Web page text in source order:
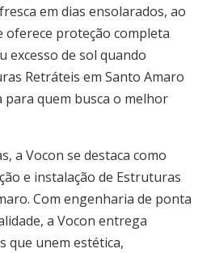
em dias ensolarados, ao
oferece proteção completa
excesso de sol quando
Retráteis em Santo Amaro
quem busca o melhor
a Vocon se destaca como
e instalação de Estruturas
Com engenharia de ponta
a Vocon entrega
que unem estética,